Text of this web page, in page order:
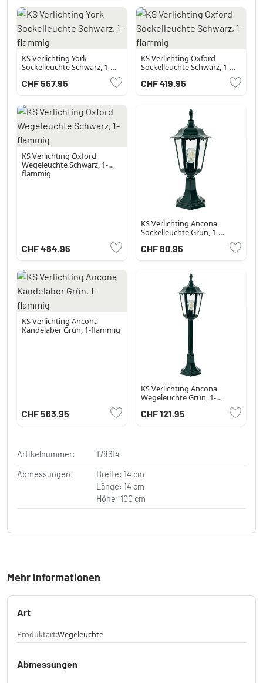
KS Verlichting York
Sockelleuchte Schwarz, 1-
CHF 557.95
KS Verlichting Oxford
Sockelleuchte Schwarz, 1-
CHF 419.95
KS Verlichting Oxford
Wegeleuchte Schwarz, 1-
flammig
CHF 484.95
KS Verlichting Ancona
Sockelleuchte Grün, 1-
CHF 80.95
KS Verlichting Ancona
Kandelaber Grün, 1-flammig
CHF 563.95
KS Verlichting Ancona
Wegeleuchte Grün, 1-
CHF 121.95
Artikelnummer:
178614
Abmessungen:
Breite: 14 cm
Länge: 14 cm
Höhe: 100 cm
Mehr Informationen
Art
Produktart:Wegeleuchte
Abmessungen